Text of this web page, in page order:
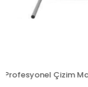
Çizim Masası